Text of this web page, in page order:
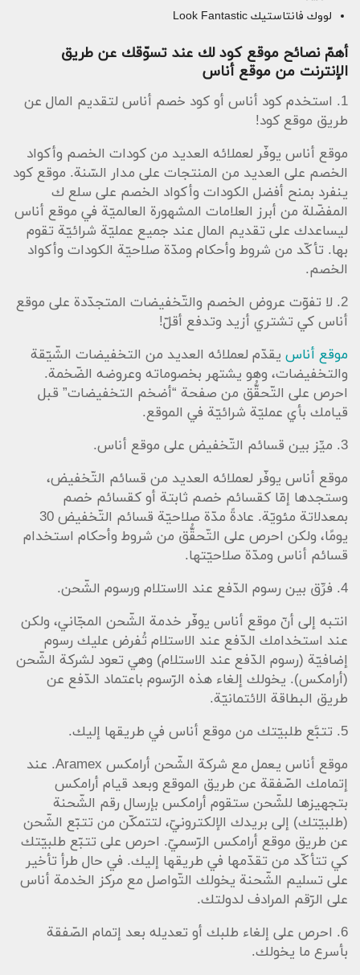
لووك فانتاستيك Look Fantastic
أهمّ نصائح موقع كود لك عند تسوّقك عن طريق
الإنترنت من موقع أناس
1. استخدم كود أناس أو كود خصم أناس لتقديم المال عن
طريق موقع كود!
موقع أناس يوفّر لعملائه العديد من كودات الخصم وأكواد
الخصم على العديد من المنتجات على مدار السّنة. موقع كود
ينفرد بمنح أفضل الكودات وأكواد الخصم على سلع ك
المفضّلة من أبرز العلامات المشهورة العالميّة في موقع أناس
ليساعدك على تقديم المال عند جميع عمليّة شرائيّة تقوم
بها. تأكّد من شروط وأحكام ومدّة صلاحيّة الكودات وأكواد
الخصم.
2. لا تفوّت عروض الخصم والتّخفيضات المتجدّدة على موقع
أناس كي تشتري أزيد وتدفع أقلّ!
موقع أناس يقدّم لعملائه العديد من التخفيضات الشّيّقة
والتخفيضات، وهو يشتهر بخصوماته وعروضه الضّخمة.
احرص على التّحقُّق من صفحة “أضخم التخفيضات” قبل
قيامك بأي عمليّة شرائيّة في الموقع.
3. ميِّز بين قسائم التّخفيض على موقع أناس.
موقع أناس يوفّر لعملائه العديد من قسائم التّخفيض،
وستجدها إمّا كقسائم خصم ثابتة أو كقسائم خصم
بمعدلاتة مئويّة. عادةً مدّة صلاحيّة قسائم التّخفيض 30
يومًا، ولكن احرص على التّحقُّق من شروط وأحكام استخدام
قسائم أناس ومدّة صلاحيّتها.
4. فرِّق بين رسوم الدّفع عند الاستلام ورسوم الشّحن.
انتبه إلى أنّ موقع أناس يوفّر خدمة الشّحن المجّاني، ولكن
عند استخدامك الدّفع عند الاستلام تُفرض عليك رسوم
إضافيّة (رسوم الدّفع عند الاستلام) وهي تعود لشركة الشّحن
(أرامكس). يخولك إلغاء هذه الرّسوم باعتماد الدّفع عن
طريق البطاقة الائتمانيّة.
5. تتبَّع طلبيّتك من موقع أناس في طريقها إليك.
موقع أناس يعمل مع شركة الشّحن أرامكس Aramex. عند
إتمامك الصّفقة عن طريق الموقع وبعد قيام أرامكس
بتجهيزها للشّحن ستقوم أرامكس بإرسال رقم الشّحنة
(طلبيّتك) إلى بريدك الإلكترونيّ، لتتمكّن من تتبّع الشّحن
عن طريق موقع أرامكس الرّسميّ. احرص على تتبّع طلبيّتك
كي تتأكّد من تقدّمها في طريقها إليك. في حال طرأ تأخير
على تسليم الشّحنة يخولك التّواصل مع مركز الخدمة أناس
على الرّقم المرادف لدولتك.
6. احرص على إلغاء طلبك أو تعديله بعد إتمام الصّفقة
بأسرع ما يخولك.